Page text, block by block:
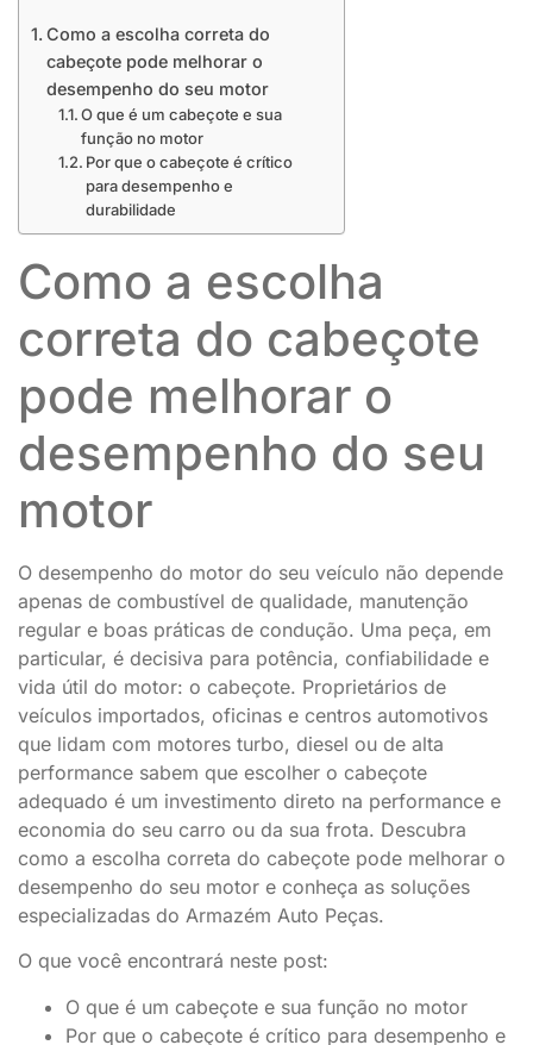
Como a escolha correta do
cabeçote pode melhorar o
desempenho do seu motor
O que é um cabeçote e sua
função no motor
Por que o cabeçote é crítico
para desempenho e
durabilidade
Como a escolha
correta do cabeçote
pode melhorar o
desempenho do seu
motor
O desempenho do motor do seu veículo não depende
apenas de combustível de qualidade, manutenção
regular e boas práticas de condução. Uma peça, em
particular, é decisiva para potência, confiabilidade e
vida útil do motor: o cabeçote. Proprietários de
veículos importados, oficinas e centros automotivos
que lidam com motores turbo, diesel ou de alta
performance sabem que escolher o cabeçote
adequado é um investimento direto na performance e
economia do seu carro ou da sua frota. Descubra
como a escolha correta do cabeçote pode melhorar o
desempenho do seu motor e conheça as soluções
especializadas do Armazém Auto Peças.
O que você encontrará neste post:
O que é um cabeçote e sua função no motor
Por que o cabeçote é crítico para desempenho e